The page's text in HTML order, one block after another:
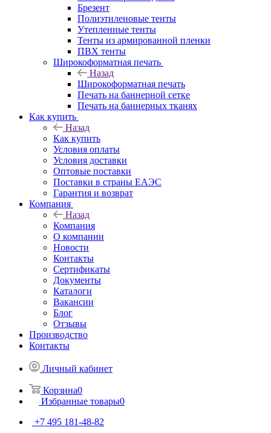
Брезент
Полиэтиленовые тенты
Утепленные тенты
Тенты из армированной пленки
ПВХ тенты
Широкоформатная печать
Назад
Широкоформатная печать
Печать на баннерной сетке
Печать на баннерных тканях
Как купить
Назад
Как купить
Условия оплаты
Условия доставки
Оптовые поставки
Поставки в страны ЕАЭС
Гарантия и возврат
Компания
Назад
Компания
О компании
Новости
Контакты
Сертификаты
Документы
Каталоги
Вакансии
Блог
Отзывы
Производство
Контакты
Личный кабинет
Корзина0
Избранные товары0
+7 495 181-48-82